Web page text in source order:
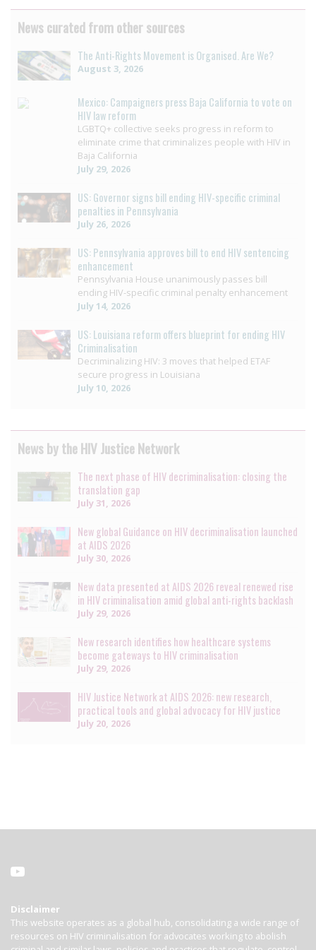
News curated from other sources
The Anti-Rights Movement is Organised. Are We?
August 3, 2026
Mexico: Campaigners press Baja California to vote on
HIV law reform
LGBTQ+ collective seeks progress in reform to
eliminate crime that criminalizes people with HIV in
Baja California
July 29, 2026
US: Governor signs bill ending HIV-specific criminal
penalties in Pennsylvania
July 26, 2026
US: Pennsylvania approves bill to end HIV sentencing
enhancement
Pennsylvania House unanimously passes bill
ending HIV-specific criminal penalty enhancement
July 14, 2026
US: Louisiana reform offers blueprint for ending HIV
Criminalisation
Decriminalizing HIV: 3 moves that helped ETAF
secure progress in Louisiana
July 10, 2026
News by the HIV Justice Network
The next phase of HIV decriminalisation: closing the
translation gap
July 31, 2026
New global Guidance on HIV decriminalisation launched
at AIDS 2026
July 30, 2026
New data presented at AIDS 2026 reveal renewed rise
in HIV criminalisation amid global anti-rights backlash
July 29, 2026
New research identifies how healthcare systems
become gateways to HIV criminalisation
July 29, 2026
HIV Justice Network at AIDS 2026: new research,
practical tools and global advocacy for HIV justice
July 20, 2026
Disclaimer
This website operates as a global hub, consolidating a wide range of
resources on HIV criminalisation for advocates working to abolish